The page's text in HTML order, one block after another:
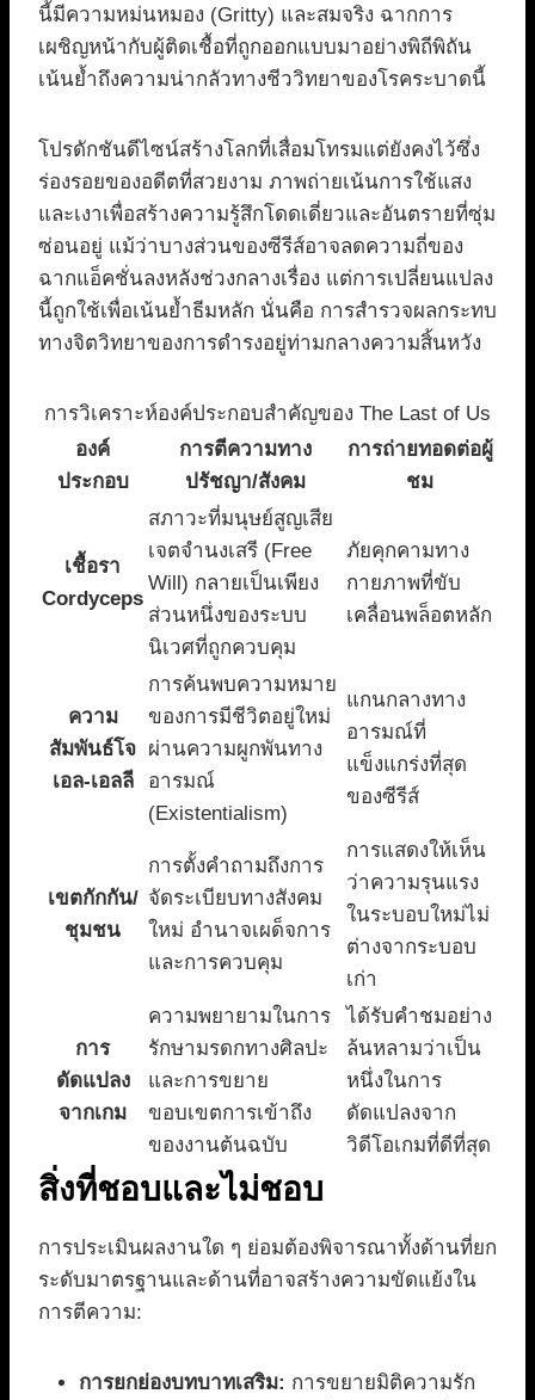
นี้มีความหม่นหมอง (Gritty) และสมจริง ฉากการ
เผชิญหน้ากับผู้ติดเชื้อที่ถูกออกแบบมาอย่างพิถีพิถัน
เน้นย้ำถึงความน่ากลัวทางชีววิทยาของโรคระบาดนี้
โปรดักชันดีไซน์สร้างโลกที่เสื่อมโทรมแต่ยังคงไว้ซึ่ง
ร่องรอยของอดีตที่สวยงาม ภาพถ่ายเน้นการใช้แสง
และเงาเพื่อสร้างความรู้สึกโดดเดี่ยวและอันตรายที่ซุ่ม
ซ่อนอยู่ แม้ว่าบางส่วนของซีรีส์อาจลดความถี่ของ
ฉากแอ็คชั่นลงหลังช่วงกลางเรื่อง แต่การเปลี่ยนแปลง
นี้ถูกใช้เพื่อเน้นย้ำธีมหลัก นั่นคือ การสำรวจผลกระทบ
ทางจิตวิทยาของการดำรงอยู่ท่ามกลางความสิ้นหวัง
การวิเคราะห์องค์ประกอบสำคัญของ The Last of Us
องค์
ประกอบ
การตีความทาง
ปรัชญา/สังคม
การถ่ายทอดต่อผู้
ชม
เชื้อรา
Cordyceps
สภาวะที่มนุษย์สูญเสีย
เจตจำนงเสรี (Free
Will) กลายเป็นเพียง
ส่วนหนึ่งของระบบ
นิเวศที่ถูกควบคุม
ภัยคุกคามทาง
กายภาพที่ขับ
เคลื่อนพล็อตหลัก
ความ
สัมพันธ์โจ
เอล-เอลลี
การค้นพบความหมาย
ของการมีชีวิตอยู่ใหม่
ผ่านความผูกพันทาง
อารมณ์
(Existentialism)
แกนกลางทาง
อารมณ์ที่
แข็งแกร่งที่สุด
ของซีรีส์
เขตกักกัน/
ชุมชน
การตั้งคำถามถึงการ
จัดระเบียบทางสังคม
ใหม่ อำนาจเผด็จการ
และการควบคุม
การแสดงให้เห็น
ว่าความรุนแรง
ในระบอบใหม่ไม่
ต่างจากระบอบ
เก่า
การ
ดัดแปลง
จากเกม
ความพยายามในการ
รักษามรดกทางศิลปะ
และการขยาย
ขอบเขตการเข้าถึง
ของงานต้นฉบับ
ได้รับคำชมอย่าง
ล้นหลามว่าเป็น
หนึ่งในการ
ดัดแปลงจาก
วิดีโอเกมที่ดีที่สุด
สิ่งที่ชอบและไม่ชอบ
การประเมินผลงานใด ๆ ย่อมต้องพิจารณาทั้งด้านที่ยก
ระดับมาตรฐานและด้านที่อาจสร้างความขัดแย้งใน
การตีความ:
การยกย่องบทบาทเสริม: การขยายมิติความรัก